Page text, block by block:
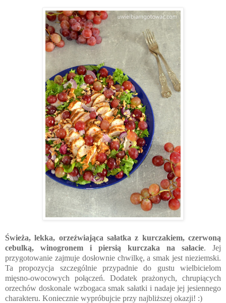
Świeża, lekka, orzeźwiająca sałatka z kurczakiem, czerwoną
cebulką, winogronem i piersią kurczaka na sałacie. Jej
przygotowanie zajmuje dosłownie chwilkę, a smak jest nieziemski.
Ta propozycja szczególnie przypadnie do gustu wielbicielom
mięsno-owocowych połączeń. Dodatek prażonych, chrupiących
orzechów doskonale wzbogaca smak sałatki i nadaje jej jesiennego
charakteru. Koniecznie wypróbujcie przy najbliższej okazji! :)